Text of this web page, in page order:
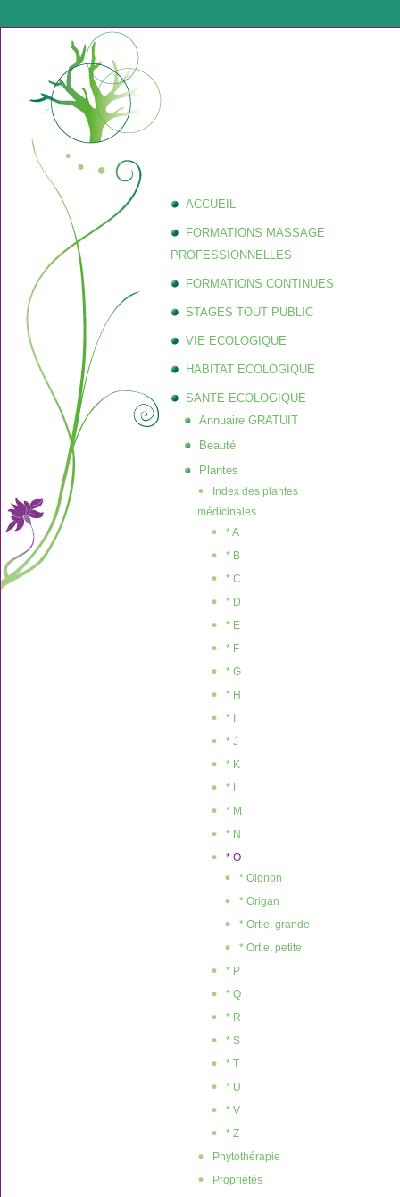
ACCUEIL
FORMATIONS MASSAGE
PROFESSIONNELLES
FORMATIONS CONTINUES
STAGES TOUT PUBLIC
VIE ECOLOGIQUE
HABITAT ECOLOGIQUE
SANTE ECOLOGIQUE
Annuaire GRATUIT
Beauté
Plantes
Index des plantes
médicinales
* A
* B
* C
* D
* E
* F
* G
* H
* I
* J
* K
* L
* M
* N
* O
* Oignon
* Origan
* Ortie, grande
* Ortie, petite
* P
* Q
* R
* S
* T
* U
* V
* Z
Phytothérapie
Propriétés